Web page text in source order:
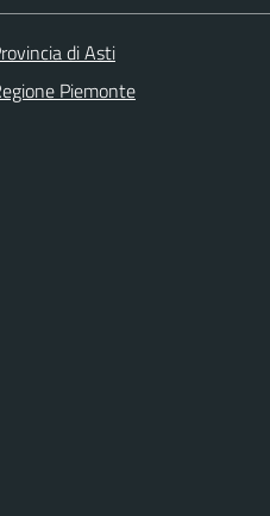
di Asti
Piemonte